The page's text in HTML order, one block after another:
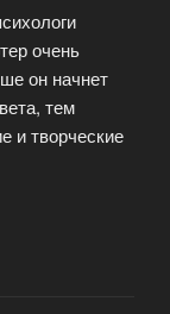
очень
он начнет
тем
и творческие